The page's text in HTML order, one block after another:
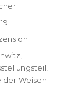
Weisen